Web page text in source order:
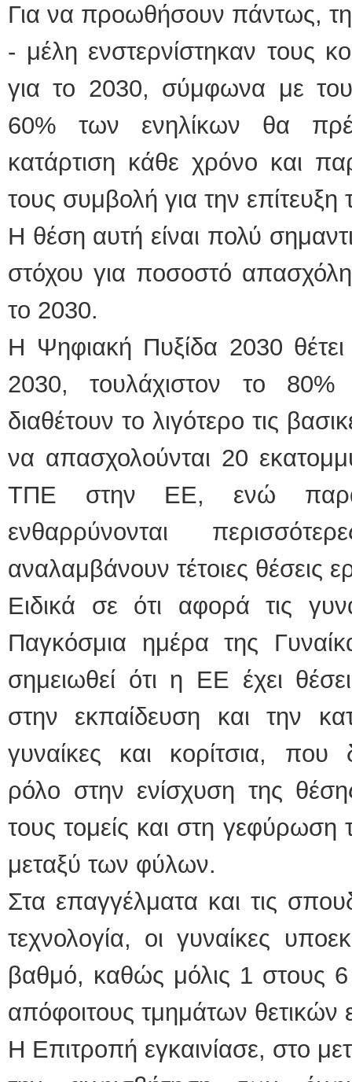
Για να προωθήσουν πάντως,
- μέλη ενστερνίστηκαν τους
για το 2030, σύμφωνα με
60% των ενηλίκων θα
κατάρτιση κάθε χρόνο και
τους συμβολή για την
Η θέση αυτή είναι πολύ
στόχου για ποσοστό
το 2030.
Η Ψηφιακή Πυξίδα 2030
2030, τουλάχιστον το
διαθέτουν το λιγότερο τις
να απασχολούνται 20
ΤΠΕ στην ΕΕ, ενώ
ενθαρρύνονται
αναλαμβάνουν τέτοιες θέσεις
Ειδικά σε ότι αφορά τις
Παγκόσμια ημέρα της
σημειωθεί ότι η ΕΕ έχει
στην εκπαίδευση και την
γυναίκες και κορίτσια, που
ρόλο στην ενίσχυση της
τους τομείς και στη γεφύρωση
μεταξύ των φύλων.
Στα επαγγέλματα και τις
τεχνολογία, οι γυναίκες
βαθμό, καθώς μόλις 1 στους
απόφοιτους τμημάτων θετικών
Η Επιτροπή εγκαινίασε, στο